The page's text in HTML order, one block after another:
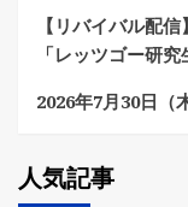
【リバイバル配
「レッツゴー研
2026年7月30日（
人気記事